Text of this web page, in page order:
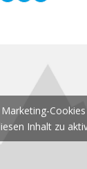
Inhalt zu